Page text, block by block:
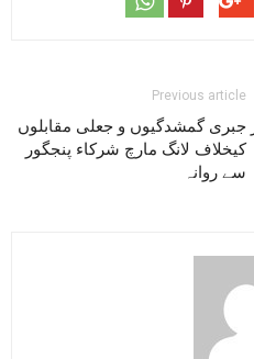
Previous article
جبری گمشدگیوں و جعلی مقابلوں
کیخلاف لانگ مارچ شرکاء پنجگور
سے روانہ